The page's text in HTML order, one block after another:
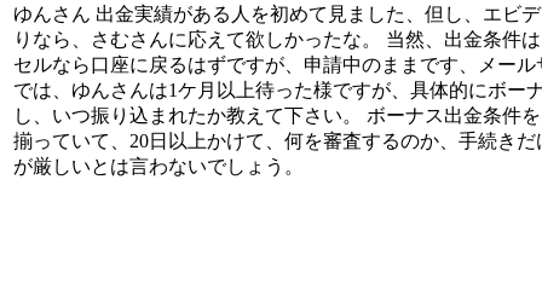
ゆんさん 出金実績がある人を初めて見ました、但し、エビ
りなら、さむさんに応えて欲しかったな。 当然、出金条件
セルなら口座に戻るはずですが、申請中のままです、メー
では、ゆんさんは1ケ月以上待った様ですが、具体的にボー
し、いつ振り込まれたか教えて下さい。 ボーナス出金条件
揃っていて、20日以上かけて、何を審査するのか、手続き
が厳しいとは言わないでしょう。